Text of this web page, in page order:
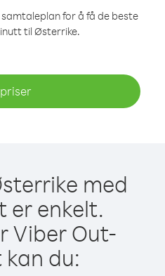
for å få de beste
til Østerrike.
med
er enkelt.
Viber Out-
du: